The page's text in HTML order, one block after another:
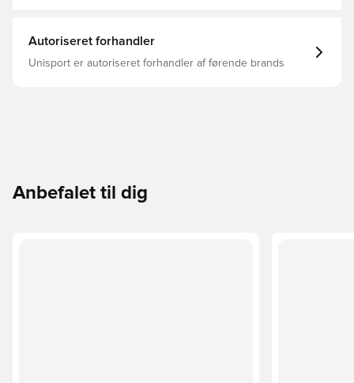
Autoriseret forhandler
Unisport er autoriseret forhandler af førende brands
Anbefalet til dig